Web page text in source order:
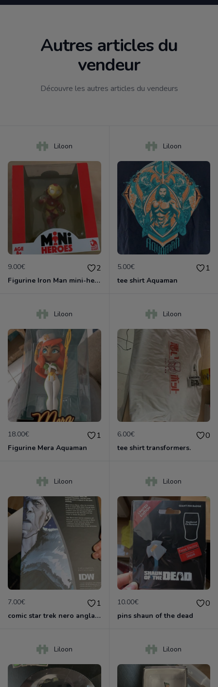
Autres articles du
vendeur
Découvre les autres articles du vendeurs
Liloon
9.00€ 2
Figurine Iron Man mini-heroes.
Liloon
5.00€ 1
tee shirt Aquaman
Liloon
18.00€ 1
Figurine Mera Aquaman
Liloon
6.00€ 0
tee shirt transformers.
Liloon
7.00€ 1
comic star trek nero anglais.
Liloon
10.00€ 0
pins shaun of the dead
Liloon Liloon